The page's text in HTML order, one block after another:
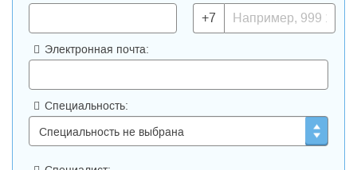
+7
Электронная почта:
Специальность: